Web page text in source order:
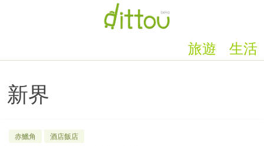
生活
旅遊
新界
赤鱲角 酒店飯店